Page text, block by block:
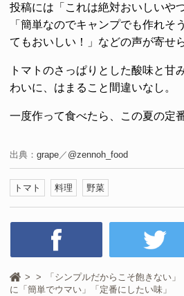
投稿には「これは絶対おいしいや
「簡単なのでキャンプでも作れそ
てもおいしい！」などの声が寄せ
トマトのさっぱりとした酸味と甘
わいに、はまること間違いなし。
一度作って食べたら、この夏の定
出典： grape ／ @zennoh_food
トマト 料理 野菜
「シンプルだからこそ飽きない
に「簡単でウマい」「定番にしたい味」